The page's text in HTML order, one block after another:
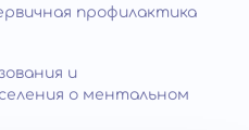
профилактика
и
о ментальном